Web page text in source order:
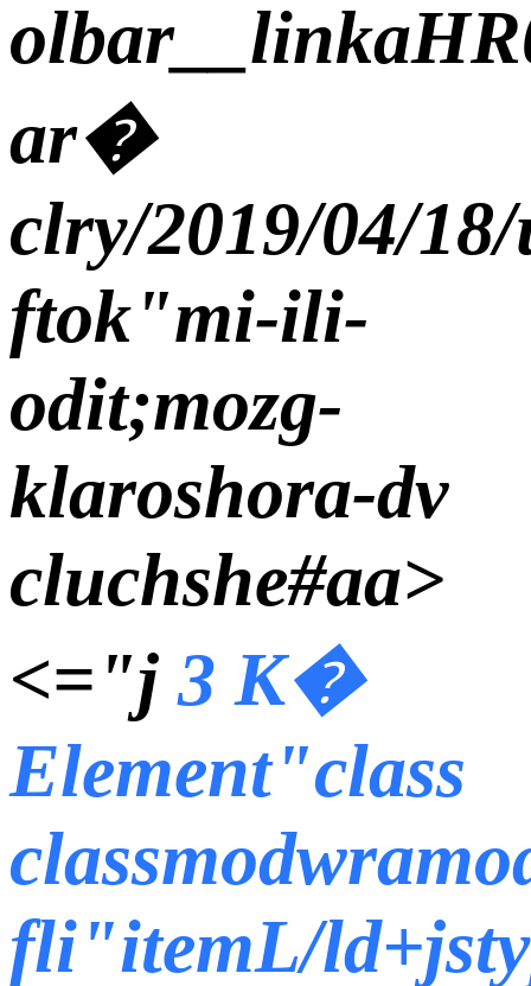
ar�
clry/2019/04/
ftok"mi-ili-
odit;mozg-
klaroshora-dv
cluchshe#aa>
<="j 3 К�
Element"class
fli"itemL/